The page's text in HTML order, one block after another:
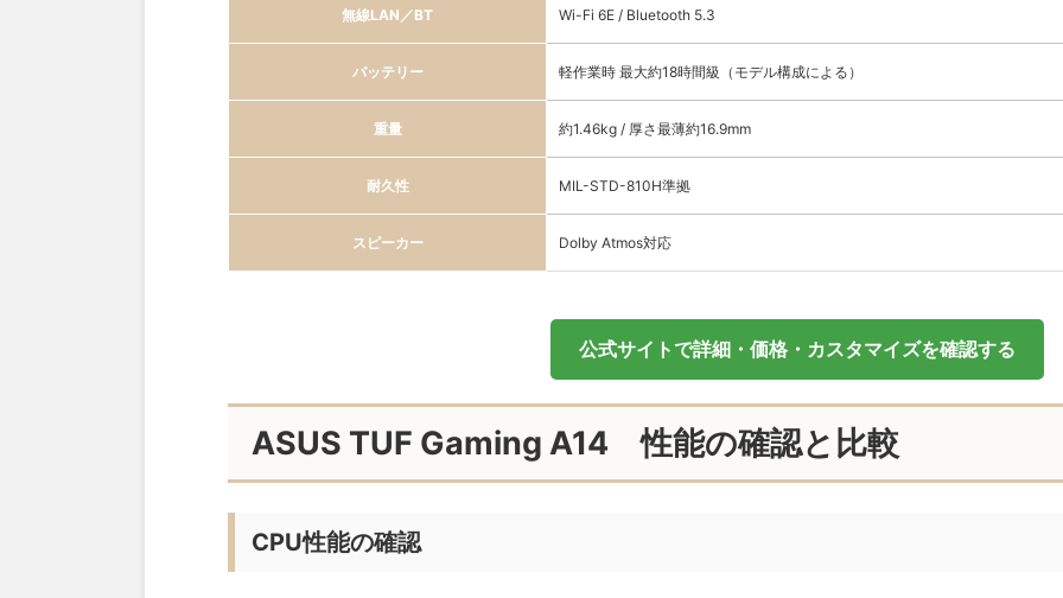
無線LAN／BT Wi-Fi 6E / Bluetooth 5.3
バッテリー 軽作業時 最大約18時間級（モデル構成による）
重量 約1.46kg / 厚さ最薄約16.9mm
耐久性 MIL-STD-810H準拠
スピーカー Dolby Atmos対応
公式サイトで詳細・価格・カスタマイズを確認する
ASUS TUF Gaming A14 性能の確認と比較
CPU性能の確認